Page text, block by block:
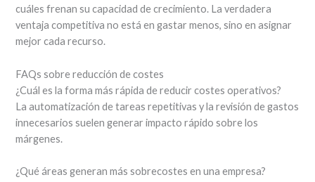
cuáles frenan su capacidad de crecimiento. La verdadera
ventaja competitiva no está en gastar menos, sino en asignar
mejor cada recurso.
FAQs sobre reducción de costes
¿Cuál es la forma más rápida de reducir costes operativos?
La automatización de tareas repetitivas y la revisión de gastos
innecesarios suelen generar impacto rápido sobre los
márgenes.
¿Qué áreas generan más sobrecostes en una empresa?